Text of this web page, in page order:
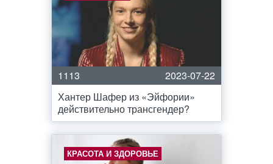
1113
2023-07-22
Хантер Шафер из «Эйфории»
действительно трансгендер?
КРАСОТА И ЗДОРОВЬЕ